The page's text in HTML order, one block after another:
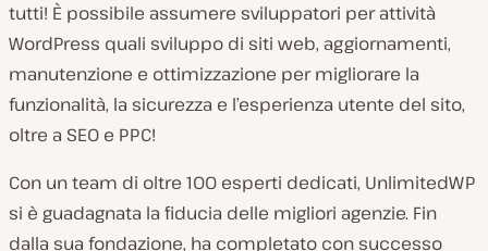
tutti! È possibile assumere sviluppatori per attività
WordPress quali sviluppo di siti web, aggiornamenti,
manutenzione e ottimizzazione per migliorare la
funzionalità, la sicurezza e l’esperienza utente del sito,
oltre a SEO e PPC!
Con un team di oltre 100 esperti dedicati, UnlimitedWP
si è guadagnata la fiducia delle migliori agenzie. Fin
dalla sua fondazione, ha completato con successo